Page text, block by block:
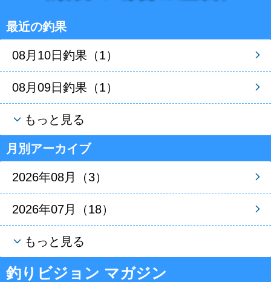
最近の釣果
08月10日釣果（1）
08月09日釣果（1）
もっと見る
月別アーカイブ
2026年08月（3）
2026年07月（18）
もっと見る
釣りビジョン マガジン